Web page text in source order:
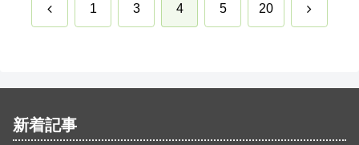
前 1 3 4 5 20 次
新着記事